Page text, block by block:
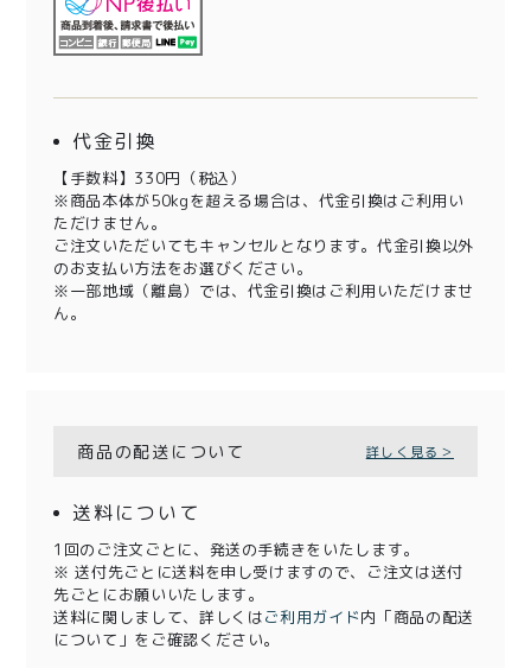
代金引換
【手数料】330円（税込）
※商品本体が50kgを超える場合は、代金引換はご利用い
ただけません。
ご注文いただいてもキャンセルとなります。代金引換以外
のお支払い方法をお選びください。
※一部地域（離島）では、代金引換はご利用いただけませ
ん。
商品の配送について 詳しく見る＞
送料について
1回のご注文ごとに、発送の手続きをいたします。
※ 送付先ごとに送料を申し受けますので、ご注文は送付
先ごとにお願いいたします。
送料に関しまして、詳しくはご利用ガイド内「商品の配送
について」をご確認ください。